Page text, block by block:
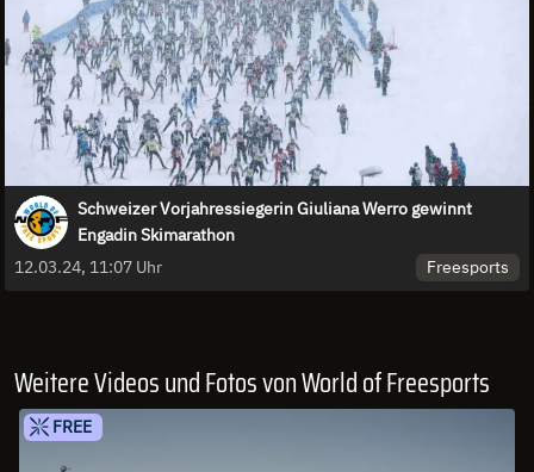
Schweizer Vorjahressiegerin Giuliana Werro gewinnt
Engadin Skimarathon
12.03.24, 11:07 Uhr
Freesports
Weitere Videos und Fotos von World of Freesports
FREE